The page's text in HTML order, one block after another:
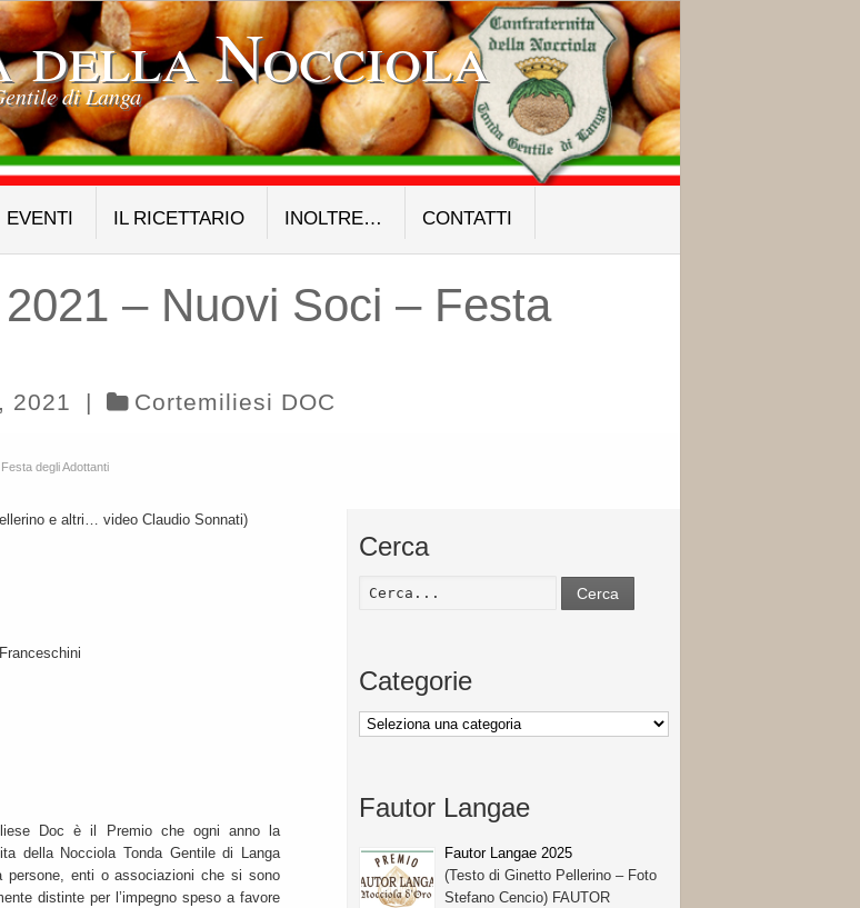
della Nocciola
di Langa
EVENTI IL RICETTARIO INOLTRE… CONTATTI
– Nuovi Soci – Festa
2021 | Cortemiliesi DOC
degli Adottanti
e altri… video Claudio Sonnati)
Doc è il Premio che ogni anno la
della Nocciola Tonda Gentile di Langa
persone, enti o associazioni che si sono
distinte per l’impegno speso a favore
Cerca
Cerca
Categorie
Categorie
Fautor Langae
Fautor Langae 2025
(Testo di Ginetto Pellerino – Foto
Stefano Cencio) FAUTOR